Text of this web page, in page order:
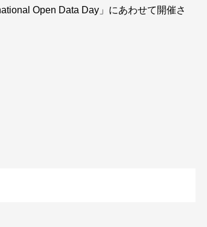
Open Data Day」にあわせて開催さ